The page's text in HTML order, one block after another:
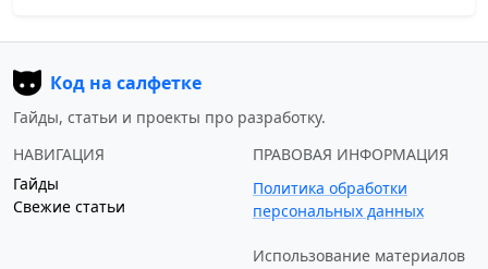
Код на салфетке
Гайды, статьи и проекты про разработку.
НАВИГАЦИЯ
Гайды
Свежие статьи
ПРАВОВАЯ ИНФОРМАЦИЯ
Политика обработки
персональных данных
Использование материалов